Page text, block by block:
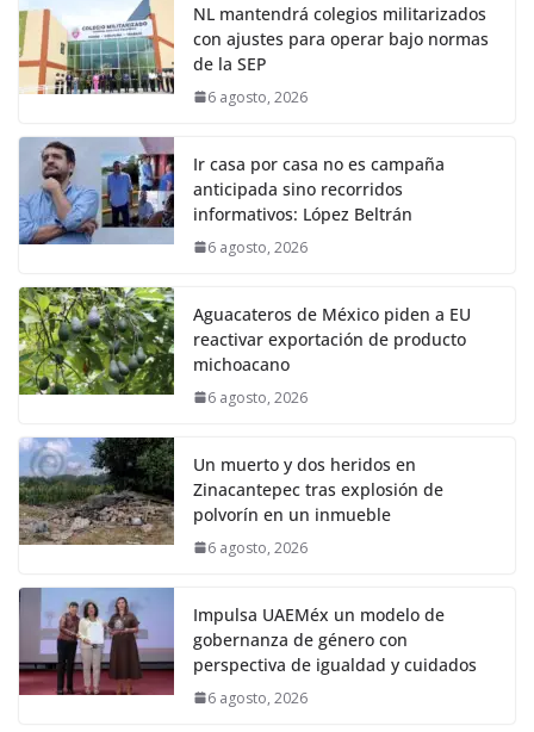
NL mantendrá colegios militarizados
con ajustes para operar bajo normas
de la SEP
6 agosto, 2026
Ir casa por casa no es campaña
anticipada sino recorridos
informativos: López Beltrán
6 agosto, 2026
Aguacateros de México piden a EU
reactivar exportación de producto
michoacano
6 agosto, 2026
Un muerto y dos heridos en
Zinacantepec tras explosión de
polvorín en un inmueble
6 agosto, 2026
Impulsa UAEMéx un modelo de
gobernanza de género con
perspectiva de igualdad y cuidados
6 agosto, 2026